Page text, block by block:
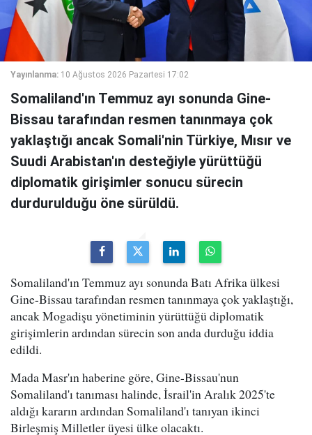
Yayınlanma: 10 Ağustos 2026 Pazartesi 17:02
Somaliland'ın Temmuz ayı sonunda Gine-
Bissau tarafından resmen tanınmaya çok
yaklaştığı ancak Somali'nin Türkiye, Mısır ve
Suudi Arabistan'ın desteğiyle yürüttüğü
diplomatik girişimler sonucu sürecin
durdurulduğu öne sürüldü.
Somaliland'ın Temmuz ayı sonunda Batı Afrika ülkesi
Gine-Bissau tarafından resmen tanınmaya çok yaklaştığı,
ancak Mogadişu yönetiminin yürüttüğü diplomatik
girişimlerin ardından sürecin son anda durduğu iddia
edildi.
Mada Masr'ın haberine göre, Gine-Bissau'nun
Somaliland'ı tanıması halinde, İsrail'in Aralık 2025'te
aldığı kararın ardından Somaliland'ı tanıyan ikinci
Birleşmiş Milletler üyesi ülke olacaktı.